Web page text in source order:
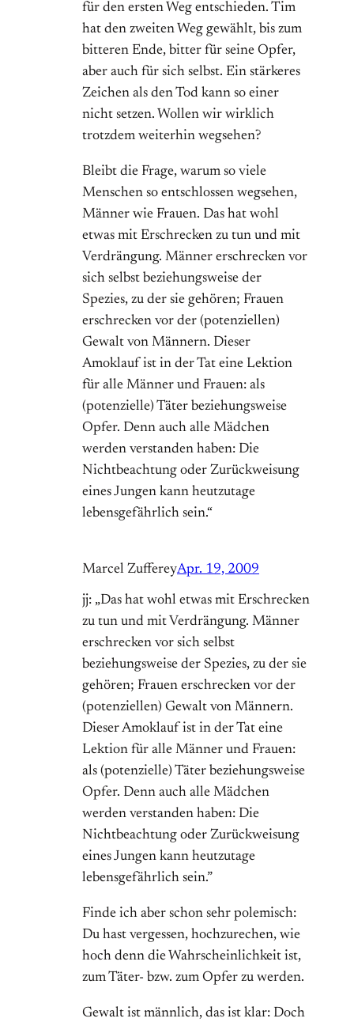
für den ersten Weg entschieden. Tim
hat den zweiten Weg gewählt, bis zum
bitteren Ende, bitter für seine Opfer,
aber auch für sich selbst. Ein stärkeres
Zeichen als den Tod kann so einer
nicht setzen. Wollen wir wirklich
trotzdem weiterhin wegsehen?
Bleibt die Frage, warum so viele
Menschen so entschlossen wegsehen,
Männer wie Frauen. Das hat wohl
etwas mit Erschrecken zu tun und mit
Verdrängung. Männer erschrecken vor
sich selbst beziehungsweise der
Spezies, zu der sie gehören; Frauen
erschrecken vor der (potenziellen)
Gewalt von Männern. Dieser
Amoklauf ist in der Tat eine Lektion
für alle Männer und Frauen: als
(potenzielle) Täter beziehungsweise
Opfer. Denn auch alle Mädchen
werden verstanden haben: Die
Nichtbeachtung oder Zurückweisung
eines Jungen kann heutzutage
lebensgefährlich sein.“
Marcel ZuffereyApr. 19, 2009
jj: „Das hat wohl etwas mit Erschrecken
zu tun und mit Verdrängung. Männer
erschrecken vor sich selbst
beziehungsweise der Spezies, zu der sie
gehören; Frauen erschrecken vor der
(potenziellen) Gewalt von Männern.
Dieser Amoklauf ist in der Tat eine
Lektion für alle Männer und Frauen:
als (potenzielle) Täter beziehungsweise
Opfer. Denn auch alle Mädchen
werden verstanden haben: Die
Nichtbeachtung oder Zurückweisung
eines Jungen kann heutzutage
lebensgefährlich sein.”
Finde ich aber schon sehr polemisch:
Du hast vergessen, hochzurechen, wie
hoch denn die Wahrscheinlichkeit ist,
zum Täter- bzw. zum Opfer zu werden.
Gewalt ist männlich, das ist klar: Doch